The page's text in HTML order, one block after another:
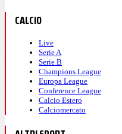
CALCIO
Live
Serie A
Serie B
Champions League
Europa League
Conference League
Calcio Estero
Calciomercato